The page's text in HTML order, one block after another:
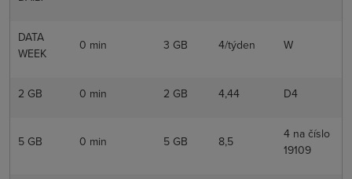
DATA
WEEK
0 min 3 GB 4/týden W
2 GB 0 min 2 GB 4,44 D4
5 GB 0 min 5 GB 8,5
4 na číslo
19109